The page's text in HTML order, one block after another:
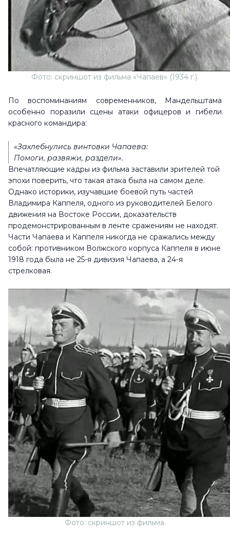
Фото: скриншот из фильма «Чапаев» (1934 г.).
По воспоминаниям современников, Мандельштама
особенно поразили сцены атаки офицеров и гибели
красного командира:
«Захлебнулись винтовки Чапаева:
Помоги, развяжи, раздели».
Впечатляющие кадры из фильма заставили зрителей той
эпохи поверить, что такая атака была на самом деле.
Однако историки, изучавшие боевой путь частей
Владимира Каппеля, одного из руководителей Белого
движения на Востоке России, доказательств
продемонстрированным в ленте сражениям не находят.
Части Чапаева и Каппеля никогда не сражались между
собой: противником Волжского корпуса Каппеля в июне
1918 года была не 25-я дивизия Чапаева, а 24-я
стрелковая.
Фото: скриншот из фильма.